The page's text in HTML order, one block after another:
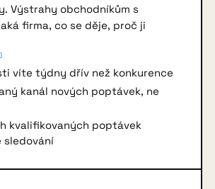
Výstrahy obchodníkům s
firma, co se děje, proč ji
víte týdny dřív než konkurence
kanál nových poptávek, ne
kvalifikovaných poptávek
sledování